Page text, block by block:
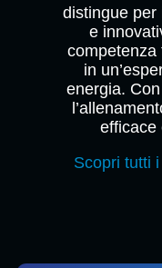
distingue per
e
competenza
in
energia.
efficace
Scopri tutti